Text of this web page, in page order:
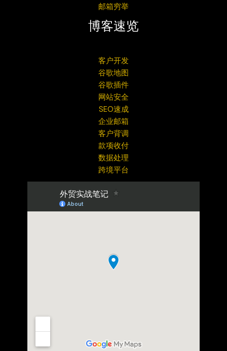
邮箱穷举
博客速览
客户开发
谷歌地图
谷歌插件
网站安全
SEO速成
企业邮箱
客户背调
款项收付
数据处理
跨境平台